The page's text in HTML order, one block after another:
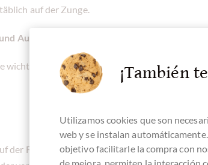
auf der Zunge.
Auszeichnungen: Great Taste Award 2020: 1
wichtige Eienschaften:
der Farm von Summerdown in Hampshire
¡También
Utilizamos cookies que son
web y se instalan
objetivo facilitarle la compra con